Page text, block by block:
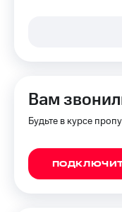
Вам
Будьте в курсе